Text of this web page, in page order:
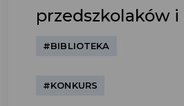
przedszkolaków
#BIBLIOTEKA
#KONKURS